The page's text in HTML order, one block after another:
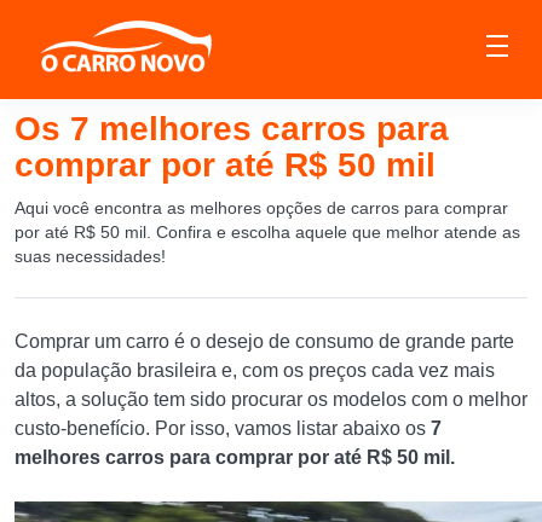
Os 7 melhores carros para
comprar por até R$ 50 mil
Aqui você encontra as melhores opções de carros para comprar
por até R$ 50 mil. Confira e escolha aquele que melhor atende as
suas necessidades!
Comprar um carro é o desejo de consumo de grande parte
da população brasileira e, com os preços cada vez mais
altos, a solução tem sido procurar os modelos com o melhor
custo-benefício. Por isso, vamos listar abaixo os 7
melhores carros para comprar por até R$ 50 mil.